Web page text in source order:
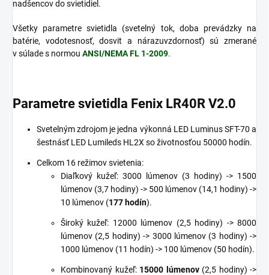
nadšencov do svietidiel.
Všetky parametre svietidla (svetelný tok, doba prevádzky na
batérie, vodotesnosť, dosvit a nárazuvzdornosť) sú zmerané
v súlade s normou ANSI/NEMA FL 1-2009.
Parametre svietidla Fenix LR40R V2.0
Svetelným zdrojom je jedna výkonná LED Luminus SFT-70 a
šestnásť LED Lumileds HL2X so životnosťou 50000 hodín.
Celkom 16 režimov svietenia:
Diaľkový kužeľ: 3000 lúmenov (3 hodiny) -> 1500
lúmenov (3,7 hodiny) -> 500 lúmenov (14,1 hodiny) ->
10 lúmenov (177 hodín).
Široký kužeľ: 12000 lúmenov (2,5 hodiny) -> 8000
lúmenov (2,5 hodiny) -> 3000 lúmenov (3 hodiny) ->
1000 lúmenov (11 hodín) -> 100 lúmenov (50 hodín).
Kombinovaný kužeľ: 15000 lúmenov (2,5 hodiny) ->